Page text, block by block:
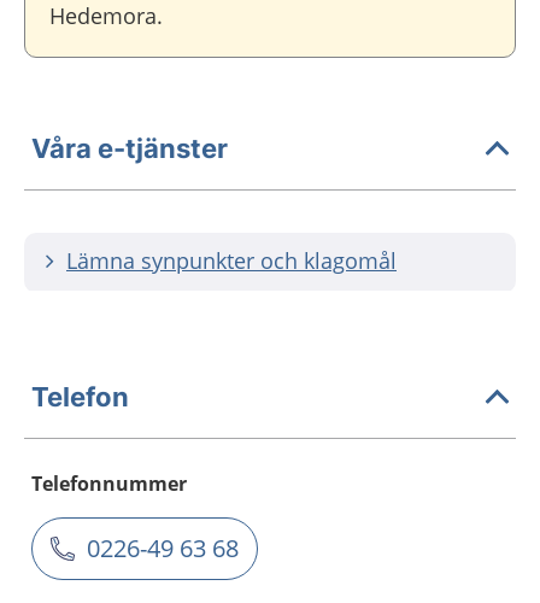
Hedemora.
Våra e-tjänster
Lämna synpunkter och klagomål
Telefon
Telefonnummer
0226-49 63 68